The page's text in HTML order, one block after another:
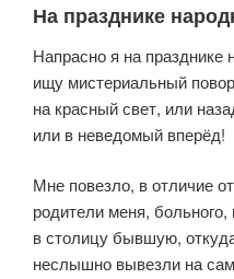
На празднике
Напрасно я на празднике
ищу мистериальный
на красный свет, или
или в неведомый вперёд!
Мне повезло, в отличие
родители меня, больного,
в столицу бывшую,
неслышно вывезли на